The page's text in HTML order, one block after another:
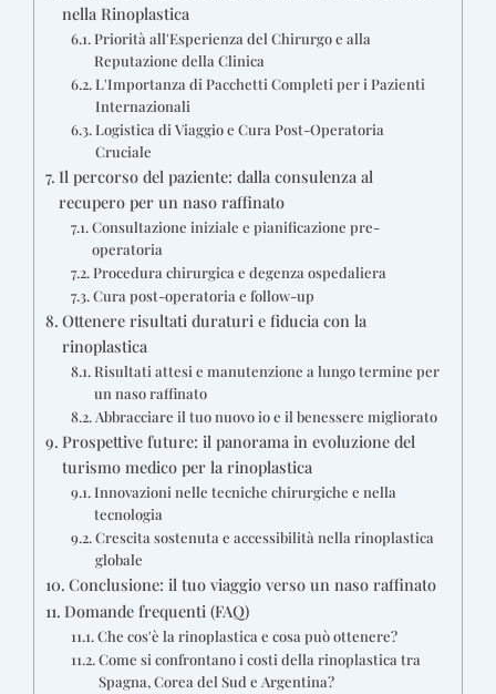
nella Rinoplastica
Priorità all'Esperienza del Chirurgo e alla
Reputazione della Clinica
L'Importanza di Pacchetti Completi per i Pazienti
Internazionali
Logistica di Viaggio e Cura Post-Operatoria
Cruciale
Il percorso del paziente: dalla consulenza al
recupero per un naso raffinato
Consultazione iniziale e pianificazione pre-
operatoria
Procedura chirurgica e degenza ospedaliera
Cura post-operatoria e follow-up
Ottenere risultati duraturi e fiducia con la
rinoplastica
Risultati attesi e manutenzione a lungo termine per
un naso raffinato
Abbracciare il tuo nuovo io e il benessere migliorato
Prospettive future: il panorama in evoluzione del
turismo medico per la rinoplastica
Innovazioni nelle tecniche chirurgiche e nella
tecnologia
Crescita sostenuta e accessibilità nella rinoplastica
globale
Conclusione: il tuo viaggio verso un naso raffinato
Domande frequenti (FAQ)
Che cos'è la rinoplastica e cosa può ottenere?
Come si confrontano i costi della rinoplastica tra
Spagna, Corea del Sud e Argentina?